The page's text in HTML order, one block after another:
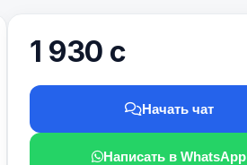
1 930 с
Начать чат
Написать в WhatsApp